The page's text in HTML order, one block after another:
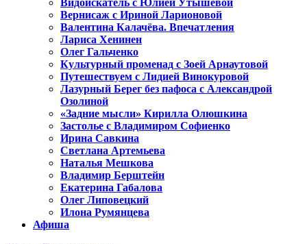
Видоискатель с Юлией Утышевой
Вернисаж с Ириной Ларионовой
Валентина Калачёва. Впечатления
Лариса Хенинен
Олег Гальченко
Культурный променад с Зоей Арнаутовой
Путешествуем с Лидией Винокуровой
Лазурный Берег без пафоса с Александрой
Озолиной
«Задние мысли» Кирилла Олюшкина
Застолье с Владимиром Софиенко
Ирина Савкина
Светлана Артемьева
Наталья Мешкова
Владимир Берштейн
Екатерина Габалова
Олег Липовецкий
Илона Румянцева
Афиша